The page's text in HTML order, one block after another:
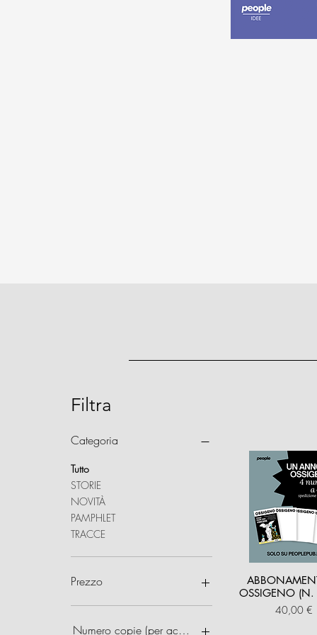
Filtra
Categoria
Tutto
STORIE
NOVITÀ
PAMPHLET
TRACCE
Prezzo
5 €
Numero copie (per acquisti multipli)
OSSIGENO (N.
Prezzo
40,00 €